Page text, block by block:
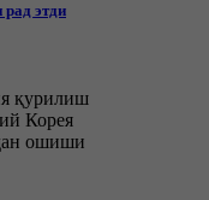
этди